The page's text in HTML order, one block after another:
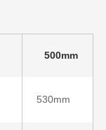
500mm
530mm